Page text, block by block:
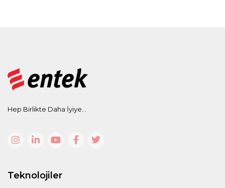
Hep Birlikte Daha İyiye...
Teknolojiler